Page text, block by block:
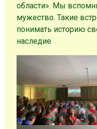
области». Мы
мужество. Такие
понимать историю
наследие